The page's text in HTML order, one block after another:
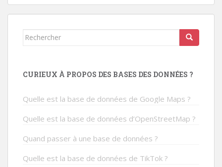
Rechercher...
CURIEUX À PROPOS DES BASES DES DONNÉES ?
Quelle est la base de données de Google Maps ?
Quelle est la base de données d’OpenStreetMap ?
Quand passer à une base de données ?
Quelle est la base de données de TikTok ?